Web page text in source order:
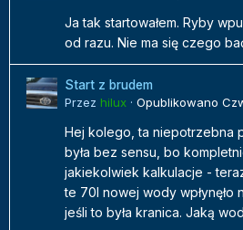
Ja tak startowałem. Ryby
od razu. Nie ma się czego
Start z brudem
Przez hilux · Opublikowano
Hej kolego, ta niepotrzebna
była bez sensu, bo
jakiekolwiek kalkulacje -
te 70l nowej wody wpłynęło
jeśli to była kranica. Jaką